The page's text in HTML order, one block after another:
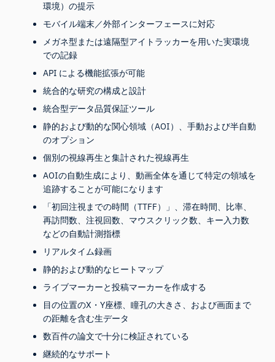
環境）の提示
モバイル端末／外部インターフェースに対応
メガネ型または遠隔型アイトラッカーを用いた実環境
での記録
API による機能拡張が可能
統合的な研究の構成と設計
統合型データ品質保証ツール
静的および動的な関心領域（AOI）、手動および半自動
のオプション
個別の視線再生と集計された視線再生
AOIの自動生成により、動画全体を通じて特定の領域を
追跡することが可能になります
「初回注視までの時間（TTFF）」、滞在時間、比率、
再訪問数、注視回数、マウスクリック数、キー入力数
などの自動計測指標
リアルタイム録画
静的および動的なヒートマップ
ライブマーカーと投稿マーカーを作成する
目の位置のX・Y座標、瞳孔の大きさ、および画面まで
の距離を含む生データ
数百件の論文で十分に検証されている
継続的なサポート
iMotionsリサーチアシスタント
研究方法、製品、センサー、SDK、リソースに
ついて質問するか、研究したい内容を説明して
ください。
質問内容に基づいて、役立つ次の質問を提案しま
この記事について質問
この記事を要約
なぜこれが重要ですか？
これをどう応用できますか？